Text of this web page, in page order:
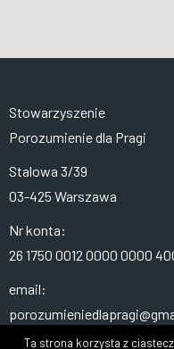
Stowarzyszenie
Porozumienie dla Pragi
Stalowa 3/39
03-425 Warszawa
Nr konta:
26 1750 0012 0000 0000
email:
Ta strona korzysta z